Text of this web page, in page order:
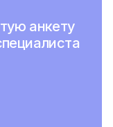
анкету